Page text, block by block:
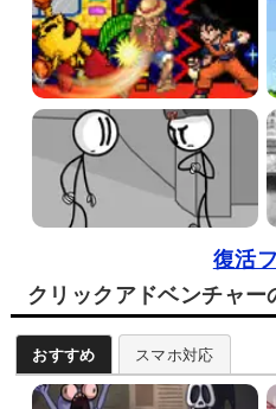
復活
クリックアドベンチャー
おすすめ スマホ対応